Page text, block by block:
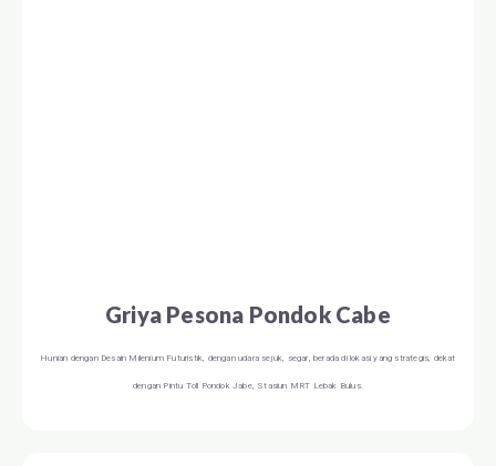
Griya Pesona Pondok Cabe
Hunian dengan Desain Milenium Futuristik, dengan udara sejuk, segar, berada di lokasi yang strategis, dekat
dengan Pintu Toll Pondok Jabe, Stasiun MRT Lebak Bulus.